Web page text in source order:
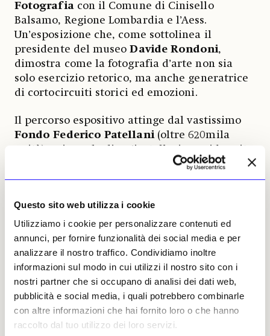
Questo sito web utilizza i cookie
Utilizziamo i cookie per personalizzare contenuti ed
annunci, per fornire funzionalità dei social media e per
analizzare il nostro traffico. Condividiamo inoltre
informazioni sul modo in cui utilizzi il nostro sito con i
nostri partner che si occupano di analisi dei dati web,
pubblicità e social media, i quali potrebbero combinarle
con altre informazioni che hai fornito loro o che hanno
raccolto dal tuo utilizzo dei loro servizi.
Fotografiacon il Comune di Cinisello
Balsamo, Regione Lombardia e l’Aess.
Un’esposizione che, come sottolinea il
presidente del museoDavide Rondoni,
dimostra come la fotografia d’arte non sia
solo esercizio retorico, ma anche generatrice
di cortocircuiti storici ed emozioni.
Il percorso espositivo attinge dal vastissimo
Fondo Federico Patellani(oltre 620mila
specific di Studio Azzurro per svelare il
«dietro le quinte» del fotografo. Curata da un
Balduzzi,Maddalena Cerletti
assistenti e curatrici del Fondo,Kitti
BolognesieGiovanna Calvenzi, la mostra
restituisce l’etica e il metodo del maestro.
In occasione dell’Ottantesimo anniversario
del referendum istituzionale che chiese agli
italiani di scegliere tra Monarchia e
Repubblica, l’esposizione celebra l’ideatore